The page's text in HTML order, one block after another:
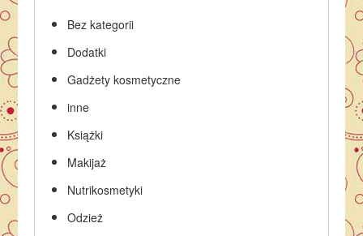
Bez kategorii
Dodatki
Gadżety kosmetyczne
inne
Książki
Makijaż
Nutrikosmetyki
Odzież